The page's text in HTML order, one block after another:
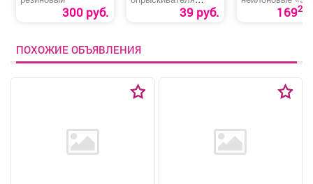
300 руб. «ОП-220 №4»39 руб. 16926
ПОХОЖИЕ ОБЪЯВЛЕНИЯ